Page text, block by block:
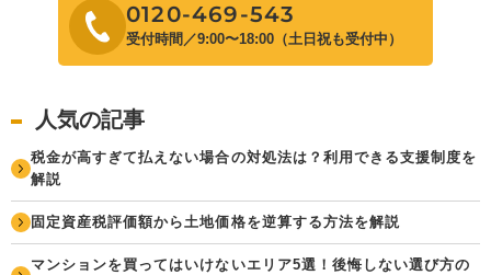
0120-469-543
受付時間／9:00〜18:00（土日祝も受付中）
人気の記事
税金が高すぎて払えない場合の対処法は？利用できる支援制度を
解説
固定資産税評価額から土地価格を逆算する方法を解説
マンションを買ってはいけないエリア5選！後悔しない選び方の